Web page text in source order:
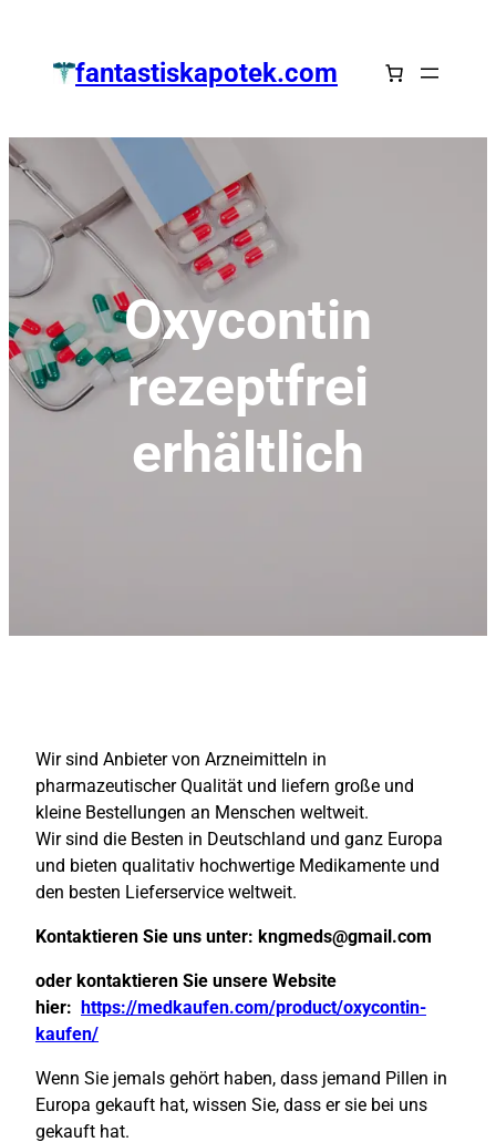
springenfantastiskapotek.com
Oxycontin
rezeptfrei
erhältlich
Wir sind Anbieter von Arzneimitteln in
pharmazeutischer Qualität und liefern große und
kleine Bestellungen an Menschen weltweit.
Wir sind die Besten in Deutschland und ganz Europa
und bieten qualitativ hochwertige Medikamente und
den besten Lieferservice weltweit.
Kontaktieren Sie uns unter: kngmeds@gmail.com
oder kontaktieren Sie unsere Website
hier:
https://medkaufen.com/product/oxycontin-
kaufen/
Wenn Sie jemals gehört haben, dass jemand Pillen in
Europa gekauft hat, wissen Sie, dass er sie bei uns
gekauft hat.